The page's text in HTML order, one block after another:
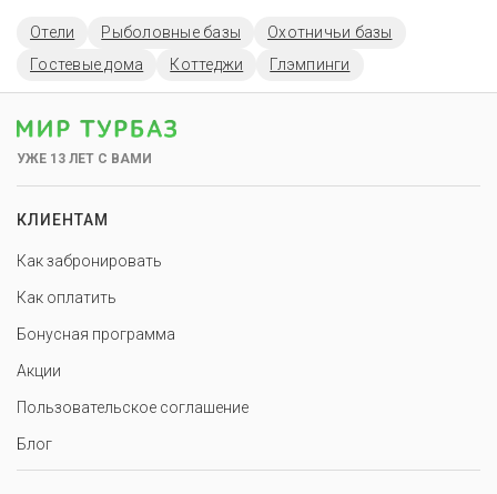
Отели Рыболовные базы
Охотничьи базы
Гостевые дома
Коттеджи Глэмпинги
УЖЕ 13 ЛЕТ С ВАМИ
КЛИЕНТАМ
Как забронировать
Как оплатить
Бонусная программа
Акции
Пользовательское соглашение
Блог